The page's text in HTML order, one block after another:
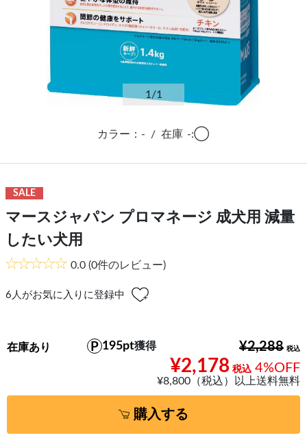
1/1
カラー：- / 在庫 -:◯
SALE
マースジャパン プロマネージ 成犬用 減量
したい犬用
0.0 (0件のレビュー)
6 人がお気に入りに登録中
¥2,288
¥2,178 4%OFF
195pt獲得
¥8,800（税込）以上送料無料
在庫あり
購入する